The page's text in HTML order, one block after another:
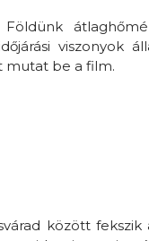
viszonyok
mutat be a film.
között